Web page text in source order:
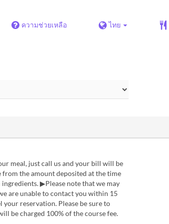
ความช่วยเหลือ ไทย
meal, just call us and your bill will be
the amount deposited at the time
▶Please note that we may
are unable to contact you within 15
reservation. Please be sure to
be charged 100% of the course fee.